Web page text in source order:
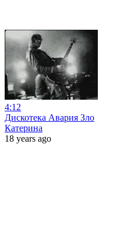
4:12
Дискотека Авария Зло
Катерина
18 years ago